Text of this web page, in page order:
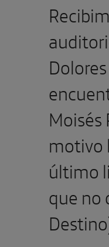
Moisés
motivo
último
que no